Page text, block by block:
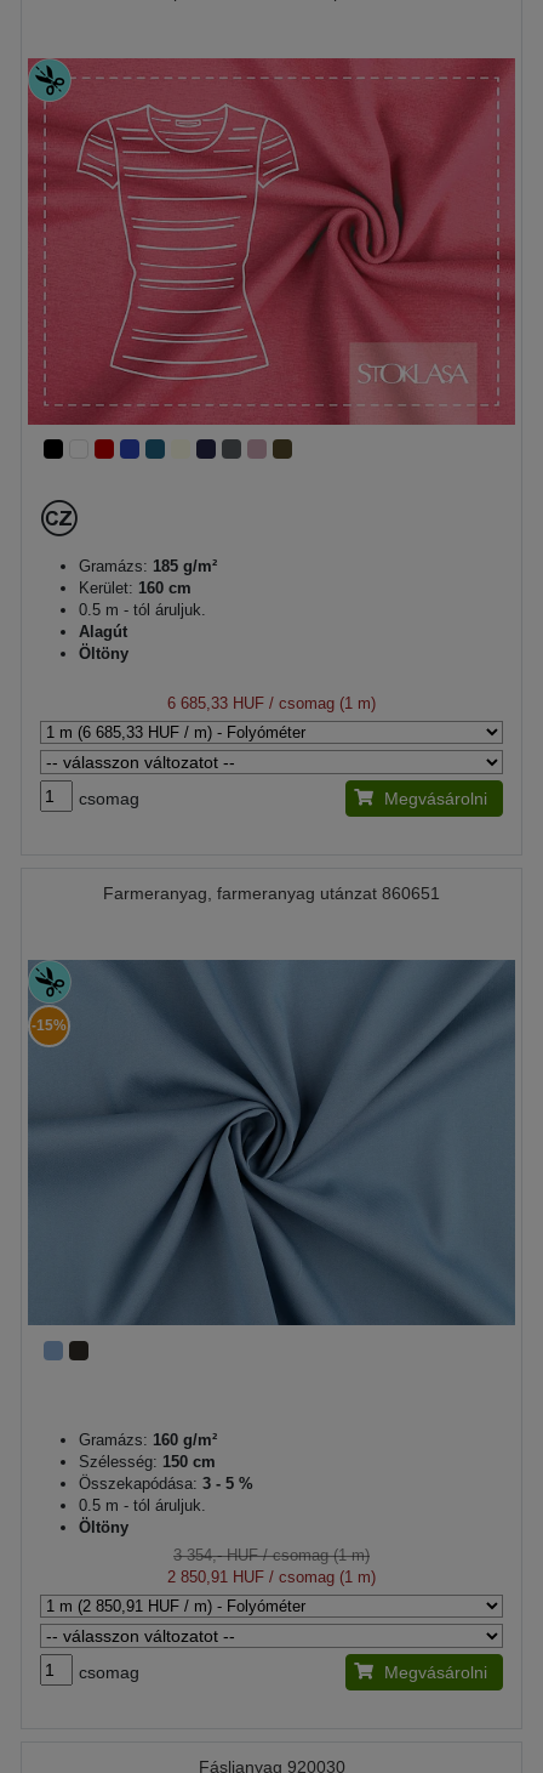
Gramázs: 185 g/m²
Kerület: 160 cm
0.5 m - tól áruljuk.
Alagút
Öltöny
6 685,33 HUF / csomag (1 m)
csomag Megvásárolni
Farmeranyag, farmeranyag utánzat 860651
-15%
Gramázs: 160 g/m²
Szélesség: 150 cm
Összekapódása: 3 - 5 %
0.5 m - tól áruljuk.
Öltöny
3 354,- HUF/ csomag (1 m)
2 850,91 HUF / csomag (1 m)
csomag Megvásárolni
Fáslianyag 920030